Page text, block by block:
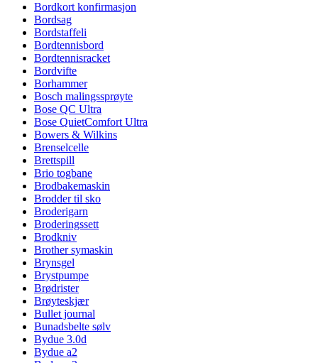
Bordkort konfirmasjon
Bordsag
Bordstaffeli
Bordtennisbord
Bordtennisracket
Bordvifte
Borhammer
Bosch malingssprøyte
Bose QC Ultra
Bose QuietComfort Ultra
Bowers & Wilkins
Brenselcelle
Brettspill
Brio togbane
Brodbakemaskin
Brodder til sko
Broderigarn
Broderingssett
Brodkniv
Brother symaskin
Brynsgel
Brystpumpe
Brødrister
Brøyteskjær
Bullet journal
Bunadsbelte sølv
Bydue 3.0d
Bydue a2